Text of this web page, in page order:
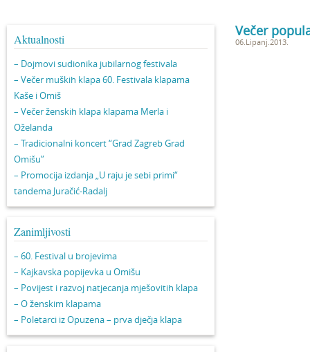
Aktualnosti
– Dojmovi sudionika jubilarnog festivala
– Večer muških klapa 60. Festivala klapama
Kaše i Omiš
– Večer ženskih klapa klapama Merla i
Oželanda
– Tradicionalni koncert “Grad Zagreb Grad
Omišu”
– Promocija izdanja „U raju je sebi primi“
tandema Juračić-Radalj
Zanimljivosti
– 60. Festival u brojevima
– Kajkavska popijevka u Omišu
– Povijest i razvoj natjecanja mješovitih klapa
– O ženskim klapama
– Poletarci iz Opuzena – prva dječja klapa
Večer
06.Lipanj.2013.